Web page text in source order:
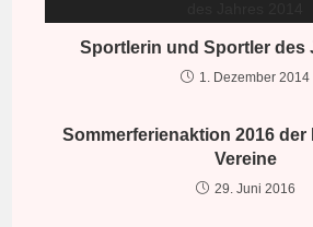
Sportlerin und Sportler des
1. Dezember 2014
Sommerferienaktion 2016
Vereine
29. Juni 2016